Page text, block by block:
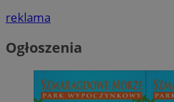
reklama
Ogłoszenia